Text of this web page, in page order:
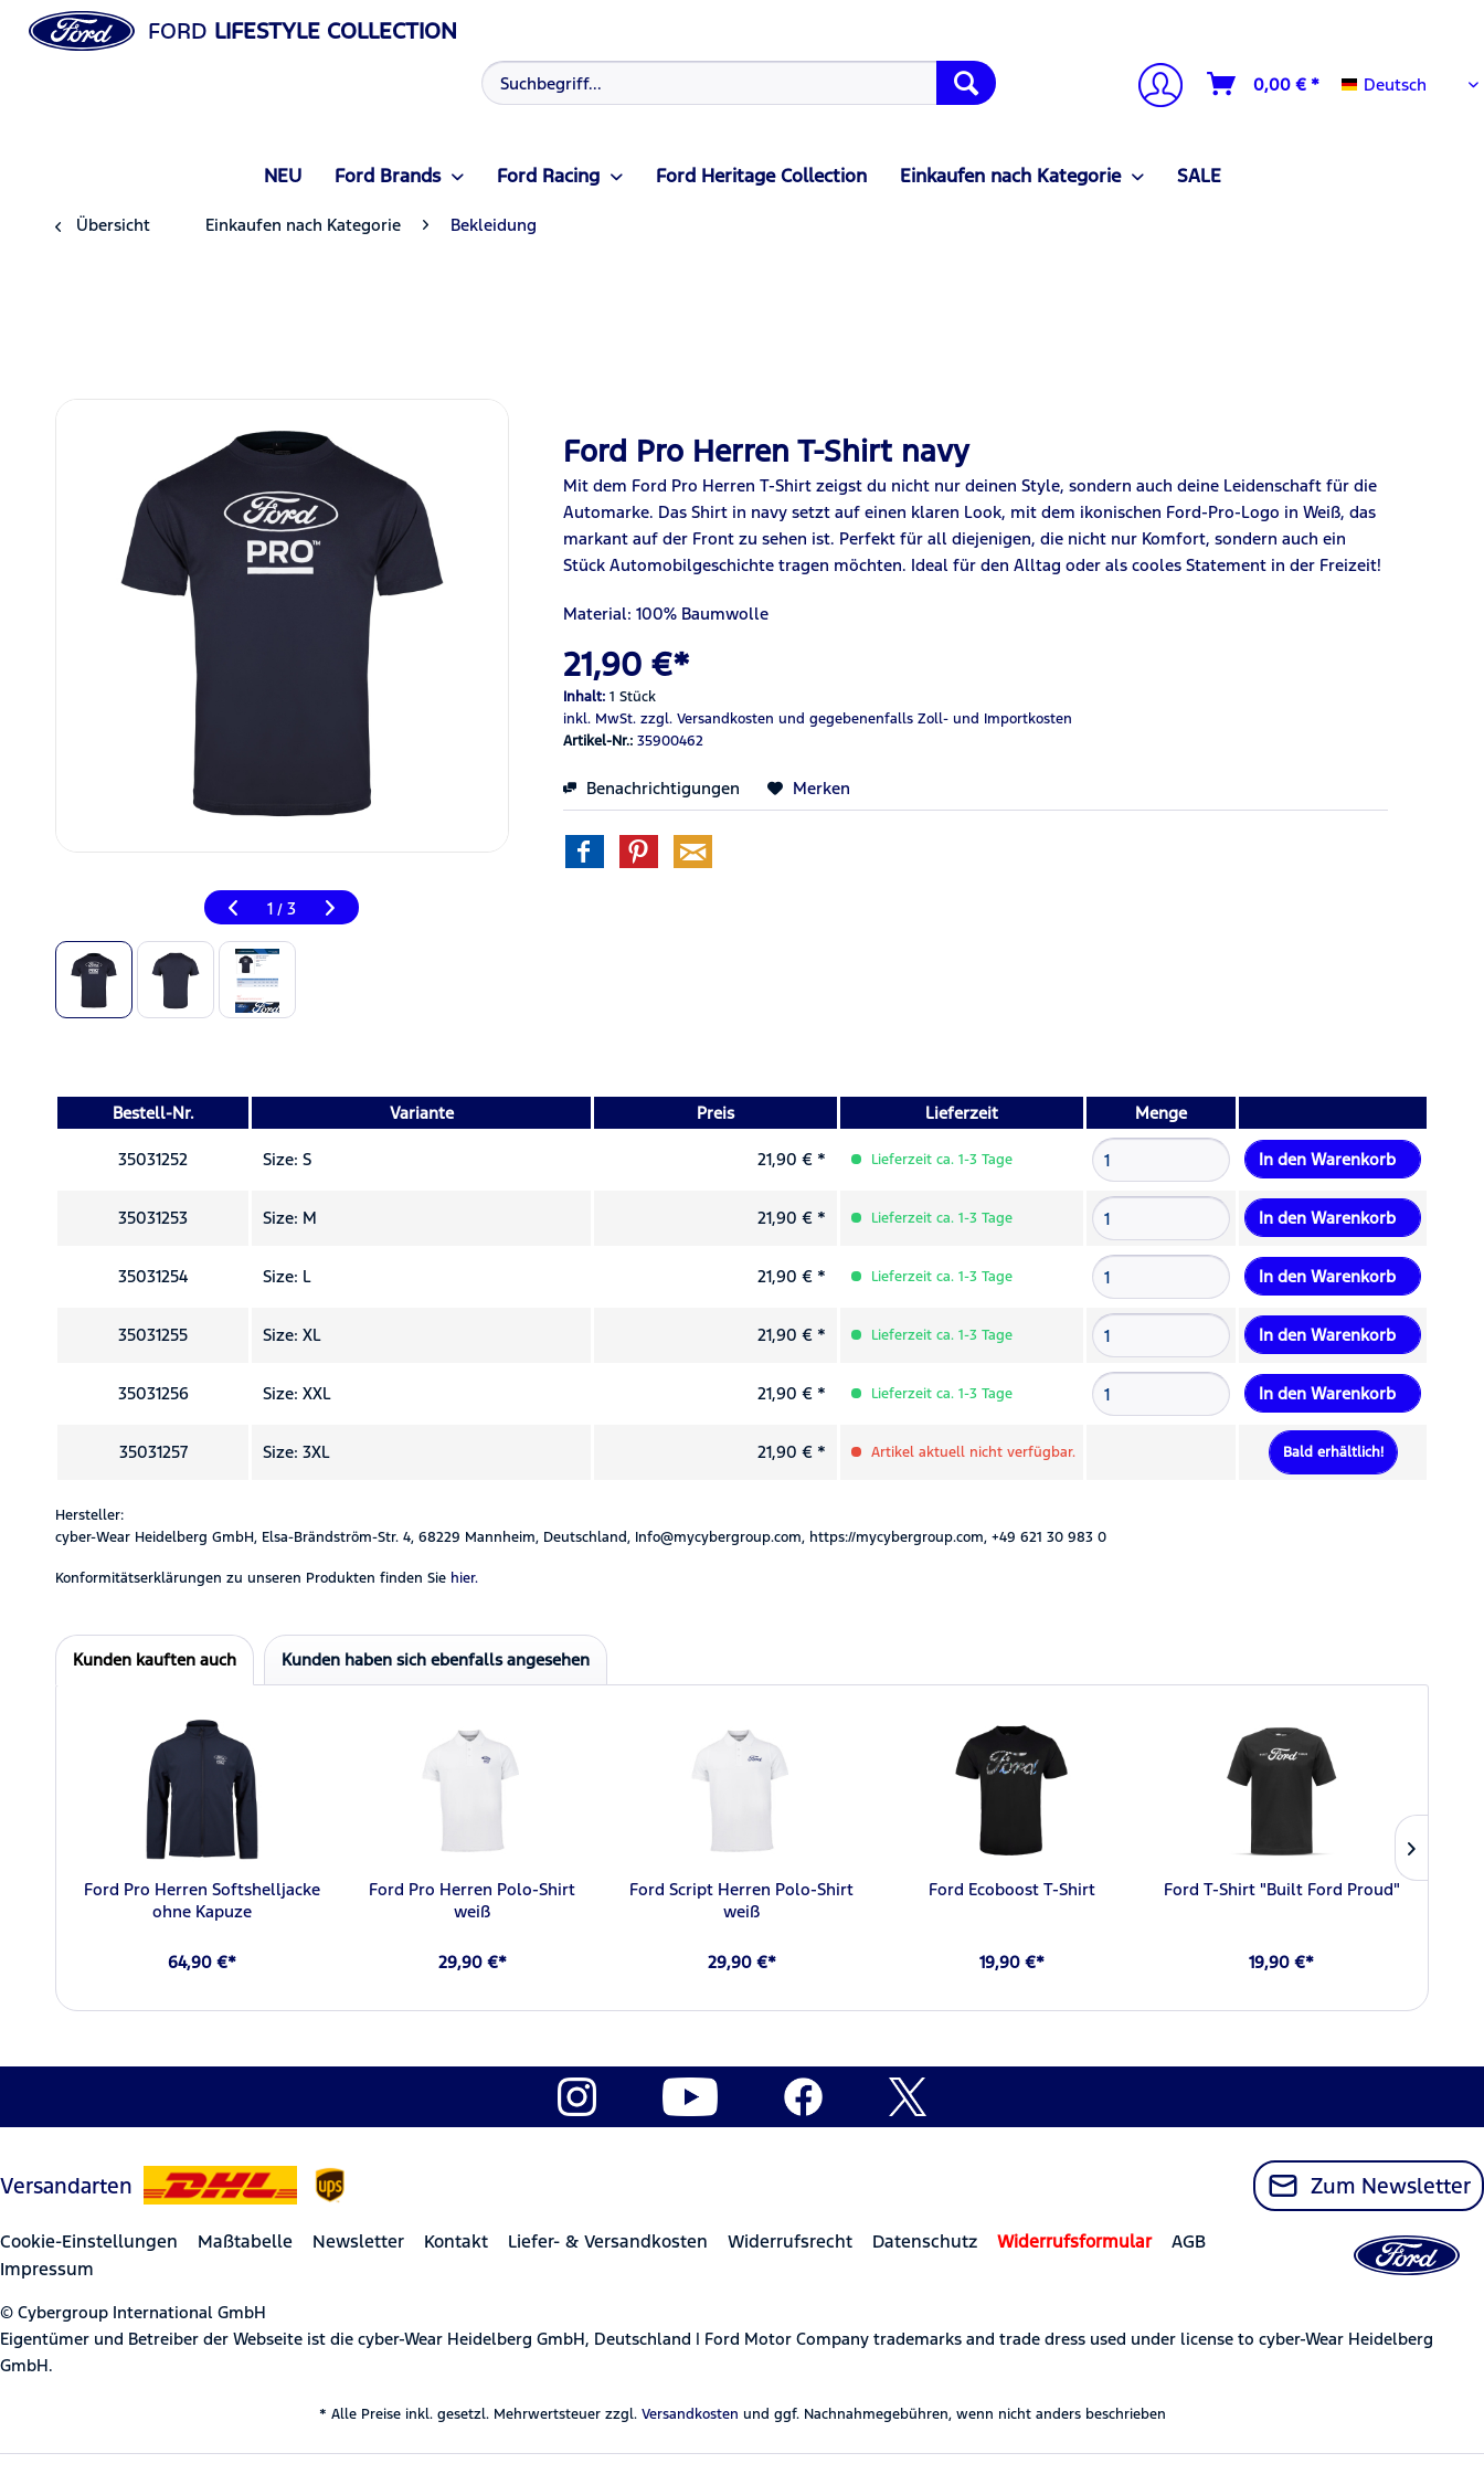
FORD LIFESTYLE COLLECTION
0,00 € * Deutsch
Deutsch
NEU Ford Brands Ford Racing Ford Heritage Collection Einkaufen nach Kategorie SALE
Übersicht Einkaufen nach Kategorie Bekleidung
1 / 3
Ford Pro Herren T-Shirt navy
Mit dem Ford Pro Herren T-Shirt zeigst du nicht nur deinen Style, sondern auch deine Leidenschaft für die
Automarke. Das Shirt in navy setzt auf einen klaren Look, mit dem ikonischen Ford-Pro-Logo in Weiß, das
markant auf der Front zu sehen ist. Perfekt für all diejenigen, die nicht nur Komfort, sondern auch ein
Stück Automobilgeschichte tragen möchten. Ideal für den Alltag oder als cooles Statement in der Freizeit!
Material: 100% Baumwolle
21,90 €*
Inhalt:1 Stück
inkl. MwSt.zzgl. Versandkosten und gegebenenfalls Zoll- und Importkosten
Artikel-Nr.:35900462
Benachrichtigungen Merken
Bestell-Nr. Variante Preis Lieferzeit Menge
35031252 Size: S 21,90 € * Lieferzeit ca. 1-3 Tage In den Warenkorb
35031253 Size: M 21,90 € * Lieferzeit ca. 1-3 Tage In den Warenkorb
35031254 Size: L 21,90 € * Lieferzeit ca. 1-3 Tage In den Warenkorb
35031255 Size: XL 21,90 € * Lieferzeit ca. 1-3 Tage In den Warenkorb
35031256 Size: XXL 21,90 € * Lieferzeit ca. 1-3 Tage In den Warenkorb
35031257 Size: 3XL 21,90 € * Artikel aktuell nicht verfügbar. Bald erhältlich!
Hersteller:
cyber-Wear Heidelberg GmbH, Elsa-Brändström-Str. 4, 68229 Mannheim, Deutschland, Info@mycybergroup.com, https://mycybergroup.com, +49 621 30 983 0
Konformitätserklärungen zu unseren Produkten finden Sie hier.
Kunden kauften auch Kunden haben sich ebenfalls angesehen
Ford Pro Herren Softshelljacke
ohne Kapuze
64,90 €*
Ford Pro Herren Polo-Shirt
weiß
29,90 €*
Ford Script Herren Polo-Shirt
weiß
29,90 €*
Ford Ecoboost T-Shirt
19,90 €*
Ford T-Shirt "Built Ford Proud"
19,90 €*
Versandarten Zum Newsletter
Cookie-Einstellungen Maßtabelle Newsletter Kontakt Liefer- & Versandkosten Widerrufsrecht Datenschutz Widerrufsformular
AGB
Impressum
© Cybergroup International GmbH
Eigentümer und Betreiber der Webseite ist die cyber-Wear Heidelberg GmbH, Deutschland | Ford Motor Company trademarks and trade dress used under license to cyber-Wear Heidelberg
GmbH.
* Alle Preise inkl. gesetzl. Mehrwertsteuer zzgl. Versandkosten und ggf. Nachnahmegebühren, wenn nicht anders beschrieben